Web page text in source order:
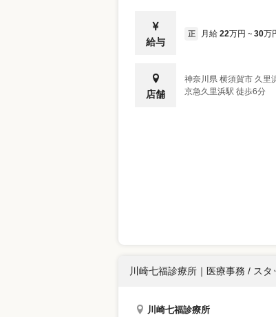
給与
正 月給 22万円 ~ 30万
店舗
神奈川県 横須賀市 久里
京急久里浜駅 徒歩6分
川崎七福診療所 ｜ 医療事務 / スタ
川崎七福診療所